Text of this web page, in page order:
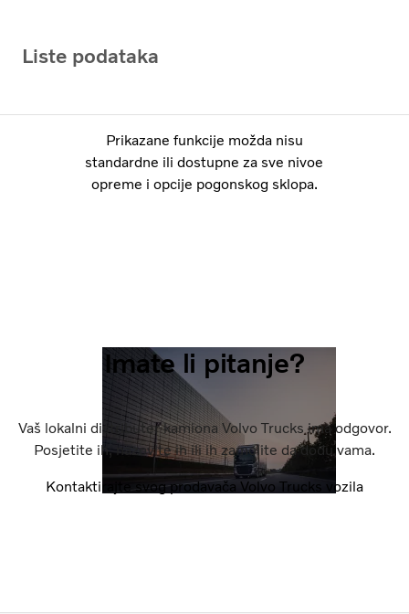
Liste podataka
Prikazane funkcije možda nisu
standardne ili dostupne za sve nivoe
opreme i opcije pogonskog sklopa.
Imate li pitanje?
Vaš lokalni distributer kamiona Volvo Trucks ima odgovor.
Posjetite ih, nazovite ih ili ih zamolite da dođu vama.
Kontaktirajte svog prodavača Volvo Trucks vozila